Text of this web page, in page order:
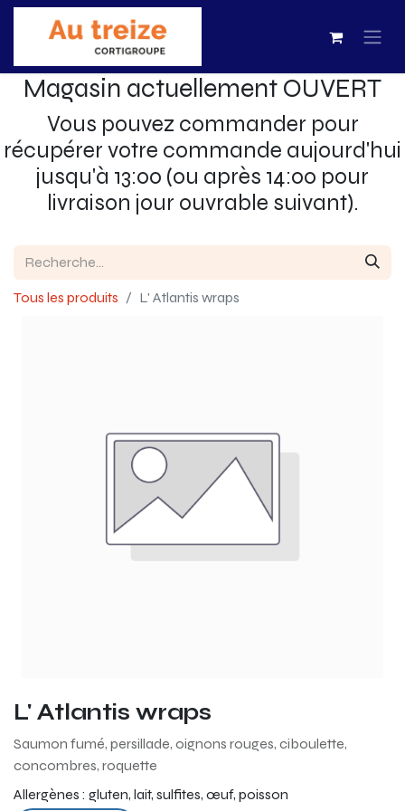
Magasin actuellement OUVERT
Vous pouvez commander pour
récupérer votre commande aujourd'hui
jusqu'à 13:00 (ou après 14:00 pour
livraison jour ouvrable suivant).
Tous les produits L' Atlantis wraps
L' Atlantis wraps
Saumon fumé, persillade, oignons rouges, ciboulette,
concombres, roquette
Allergènes : gluten, lait, sulfites, œuf, poisson